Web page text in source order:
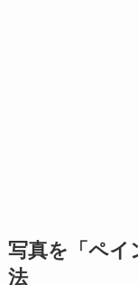
写真を「ペイ
法